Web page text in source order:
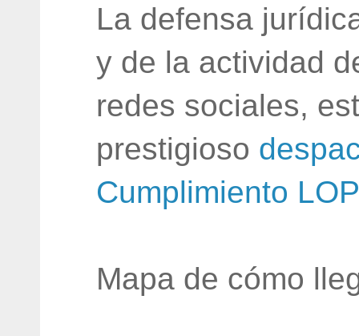
La defensa
y de la actividad
redes sociales,
prestigioso
Cumplimiento
Mapa de cómo